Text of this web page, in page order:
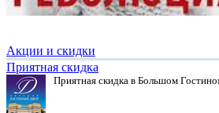
Акции и скидки
Приятная скидка
Приятная скидка в Большом